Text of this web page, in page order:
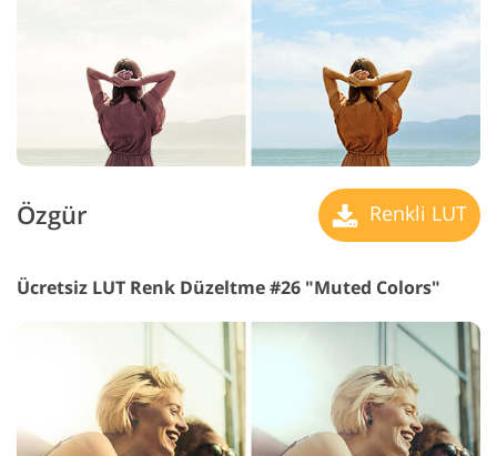
Özgür Renkli LUT
Ücretsiz LUT Renk Düzeltme #26 "Muted Colors"